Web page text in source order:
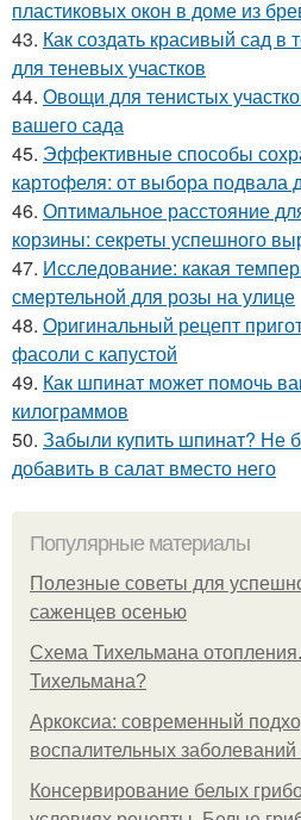
пластиковых окон в доме из
43. Как создать красивый сад в
для теневых участков
44. Овощи для тенистых
вашего сада
45. Эффективные способы
картофеля: от выбора подвала
46. Оптимальное расстояние
корзины: секреты успешного
47. Исследование: какая
смертельной для розы на улице
48. Оригинальный рецепт
фасоли с капустой
49. Как шпинат может помочь
килограммов
50. Забыли купить шпинат? Не
добавить в салат вместо него
Популярные материалы
Полезные советы для
саженцев осенью
Схема Тихельмана
Тихельмана?
Аркоксиа: современный
воспалительных заболеваний
Консервирование белых